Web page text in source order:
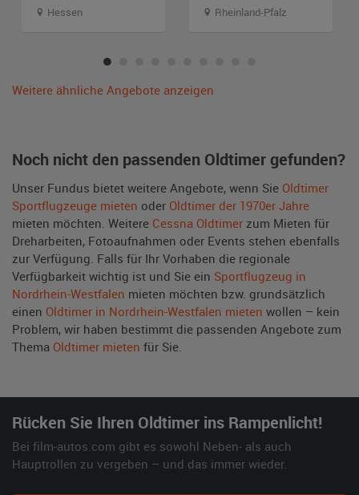
Hessen
Rheinland-Pfalz
Weitere ähnliche Angebote anzeigen
Noch nicht den passenden Oldtimer gefunden?
Unser Fundus bietet weitere Angebote, wenn Sie Oldtimer
Sportflugzeuge mieten oder Oldtimer der 1970er Jahre
mieten möchten. Weitere Cessna Oldtimer zum Mieten für
Dreharbeiten, Fotoaufnahmen oder Events stehen ebenfalls
zur Verfügung. Falls für Ihr Vorhaben die regionale
Verfügbarkeit wichtig ist und Sie ein Sportflugzeug in
Nordrhein-Westfalen mieten möchten bzw. grundsätzlich
einen Oldtimer in Nordrhein-Westfalen mieten wollen – kein
Problem, wir haben bestimmt die passenden Angebote zum
Thema Oldtimer mieten für Sie.
Rücken Sie Ihren Oldtimer ins Rampenlicht!
Bei film-autos.com gibt es sowohl Neben- als auch
Hauptrollen zu vergeben – und das immer wieder.